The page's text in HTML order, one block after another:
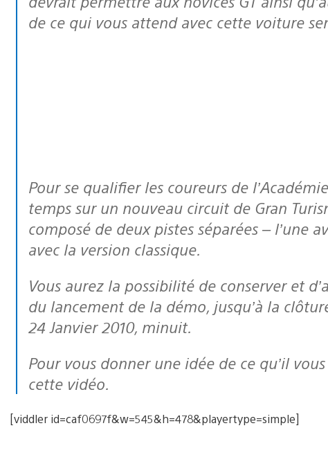
de ce qui vous attend avec cette voiture
Pour se qualifier les coureurs de l’Académie devront établir leurs meilleurs
temps sur un nouveau circuit de Gran
composé de deux pistes séparées – l’une
avec la version classique.
Vous aurez la possibilité de conserver et d’affiner votre meilleur temps global
du lancement de la démo, jusqu’à la
24 Janvier 2010, minuit.
Pour vous donner une idée de ce qu’il vous attend à la GT Academy, regardez
cette vidéo.
[viddler id=caf0697f&w=545&h=478&playertype=simple]